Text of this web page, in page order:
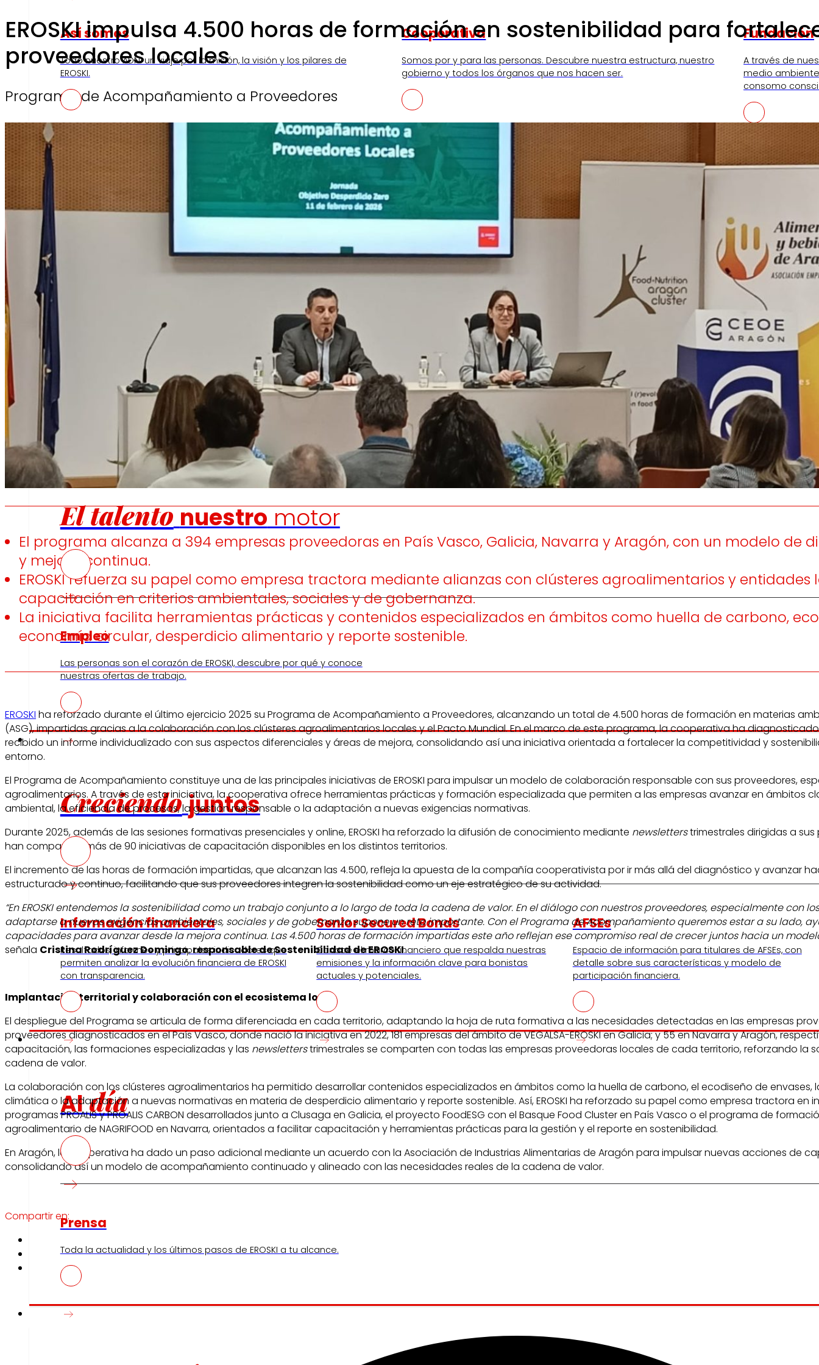
Así somos
Todo nuestro ADN: un viaje por la misión, la visión y los pilares de
EROSKI.
Cooperativa
Somos por y para las personas. Descubre nuestra estructura, nuestro
gobierno y todos los órganos que nos hacen ser.
Fundación
A través de
medio
consomo
Compromisos
CompromisosEROSKI
la
alimentación saludable.
Generamos riqueza local
solidaridaden el entorno.
Promovemos
satisfacción y el desarrollo
de laspersonas
trabajadoras.
Escuchamose
informamosa las
personas
Empleo
El talento nuestro motor
Empleo
Las personas son el corazón de EROSKI, descubre por qué y conoce
nuestras ofertas de trabajo.
Inversores
Creciendojuntos
Información financiera
Resultados, informes y principales indicadores que
permiten analizar la evolución financiera de EROSKI
con transparencia.
Senior Secured Bonds
Conoce el marco financiero que respalda nuestras
emisiones y la información clave para bonistas
actuales y potenciales.
AFSEs
Espacio de información para titulares de AFSEs, con
detalle sobre sus características y modelo de
participación financiera.
Prensa
Aldía
Prensa
Toda la actualidad y los últimos pasos de EROSKI a tu alcance.
Innovación
EROSKI impulsa 4.500 horas de formación en sostenibilidad para
proveedores locales
Programa de Acompañamiento a Proveedores
El programa alcanza a 394 empresas proveedoras en País Vasco, Galicia, Navarra y Aragón, con un modelo de
y mejora continua.
EROSKI refuerza su papel como empresa tractora mediante alianzas con clústeres agroalimentarios y
capacitación en criterios ambientales, sociales y de gobernanza.
La iniciativa facilita herramientas prácticas y contenidos especializados en ámbitos como huella de carbono,
economía circular, desperdicio alimentario y reporte sostenible.
EROSKI ha reforzado durante el último ejercicio 2025 su Programa de Acompañamiento a Proveedores, alcanzando un total de 4.500 horas de formación en materias
(ASG), impartidas gracias a la colaboración con los clústeres agroalimentarios locales y el Pacto Mundial. En el marco de este programa, la cooperativa ha
recibido un informe individualizado con sus aspectos diferenciales y áreas de mejora, consolidando así una iniciativa orientada a fortalecer la competitividad y
entorno.
El Programa de Acompañamiento constituye una de las principales iniciativas de EROSKI para impulsar un modelo de colaboración responsable con sus proveedores,
agroalimentarios. A través de esta iniciativa, la cooperativa ofrece herramientas prácticas y formación especializada que permiten a las empresas avanzar en ámbitos
ambiental, la eficiencia de procesos, la gestión responsable o la adaptación a nuevas exigencias normativas.
Durante 2025, además de las sesiones formativas presenciales y online, EROSKI ha reforzado la difusión de conocimiento mediante newsletterstrimestrales dirigidas a
han compartido más de 90 iniciativas de capacitación disponibles en los distintos territorios.
El incremento de las horas de formación impartidas, que alcanzan las 4.500, refleja la apuesta de la compañía cooperativista por ir más allá del diagnóstico y avanzar
estructurado y continuo, facilitando que sus proveedores integren la sostenibilidad como un eje estratégico de su actividad.
“En EROSKI entendemos la sostenibilidad como un trabajo conjunto a lo largo de toda la cadena de valor. En el diálogo con nuestros proveedores, especialmente con
adaptarse a nuevas exigencias ambientales, sociales y de gobernanza supone un reto importante. Con el Programa de Acompañamiento queremos estar a su lado,
capacidades para avanzar desde la mejora continua. Las 4.500 horas de formación impartidas este año reflejan ese compromiso real de crecer juntos hacia un
señala Cristina Rodríguez Domingo,responsable de Sostenibilidad de EROSKI.
Implantación territorial y colaboración con el ecosistema local
El despliegue del Programa se articula de forma diferenciada en cada territorio, adaptando la hoja de ruta formativa a las necesidades detectadas en las empresas
proveedores diagnosticados en el País Vasco, donde nació la iniciativa en 2022, 181 empresas del ámbito de VEGALSA-EROSKI en Galicia; y 55 en Navarra y Aragón,
capacitación, las formaciones especializadas y las newsletterstrimestrales se comparten con todas las empresas proveedoras locales de cada territorio, reforzando la
cadena de valor.
La colaboración con los clústeres agroalimentarios ha permitido desarrollar contenidos especializados en ámbitos como la huella de carbono, el ecodiseño de
climática o la adaptación a nuevas normativas en materia de desperdicio alimentario y reporte sostenible. Así, EROSKI ha reforzado su papel como empresa tractora en
programas PROALIS y PROALIS CARBON desarrollados junto a Clusaga en Galicia, el proyecto FoodESG con el Basque Food Cluster en País Vasco o el programa de
agroalimentario de NAGRIFOOD en Navarra, orientados a facilitar capacitación y herramientas prácticas para la gestión y el reporte en sostenibilidad.
En Aragón, la cooperativa ha dado un paso adicional mediante un acuerdo con la Asociación de Industrias Alimentarias de Aragón para impulsar nuevas acciones de
consolidando así un modelo de acompañamiento continuado y alineado con las necesidades reales de la cadena de valor.
Compartir en: